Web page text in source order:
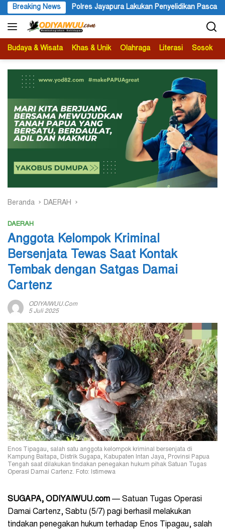
Langsung
ke
konten
Breaking News
Polres Jayapura Lakukan Penyelidikan Pasca Keracunan Akibat
Budaya & Wisata Khas & Unik Olahraga Literasi Sosok
Beranda DAERAH
DAERAH
Anggota Kelompok Kriminal
Bersenjata Tewas Saat Kontak
Tembak dengan Satgas Damai
Cartenz
ODIYAIWUU.com
5 Juli 2025
Enos Tipagau, salah satu anggota kelompok kriminal bersenjata di
Kampung Baitapa, Distrik Sugapa, Kabupaten Intan Jaya, Provinsi Papua
Tengah saat dilakukan tindakan penegakan hukum pihak Satuan Tugas
Operasi Damai Cartenz. Foto: Istimewa
SUGAPA, ODIYAIWUU.com — Satuan Tugas Operasi
Damai Cartenz, Sabtu (5/7) pagi berhasil melakukan
tindakan penegakan hukum terhadap Enos Tipagau, salah